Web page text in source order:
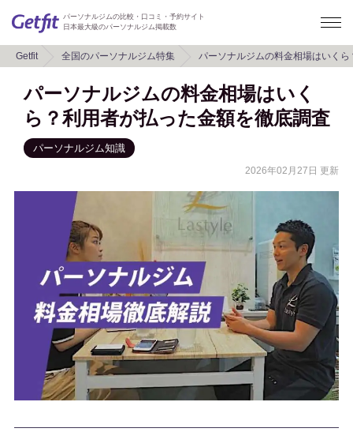
パーソナルジムの比較・口コミ・予約サイト
日本最大級のパーソナルジム掲載数
Getfit 全国のパーソナルジム特集 パーソナルジムの料金相場はいく
パーソナルジムの料金相場はいく
ら？利用者が払った金額を徹底調査
パーソナルジム知識
2026年02月27日 更新